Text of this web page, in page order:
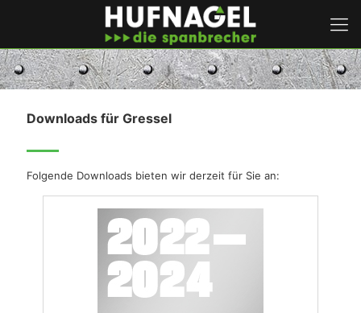
Downloads für Gressel
Folgende Downloads bieten wir derzeit für Sie an: